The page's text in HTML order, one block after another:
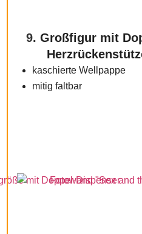
9.Großfigur mit
kaschierte Wellpappe
mitig faltbar